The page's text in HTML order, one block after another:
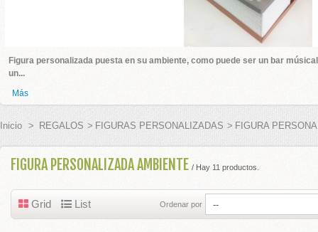
Figura personalizada puesta en su ambiente, como puede ser un bar
un...
Más
Inicio > REGALOS > FIGURAS PERSONALIZADAS > FIGURA
FIGURA PERSONALIZADA AMBIENTE / Hay 11 productos.
Grid List Ordenar por
TARTA